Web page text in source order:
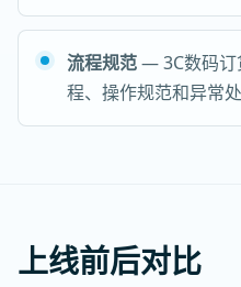
流程规范— 3C数码订
程、操作规范和异常
上线前后对比